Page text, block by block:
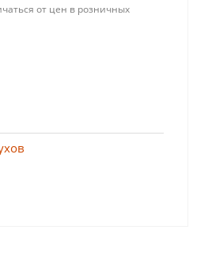
от цен в розничных